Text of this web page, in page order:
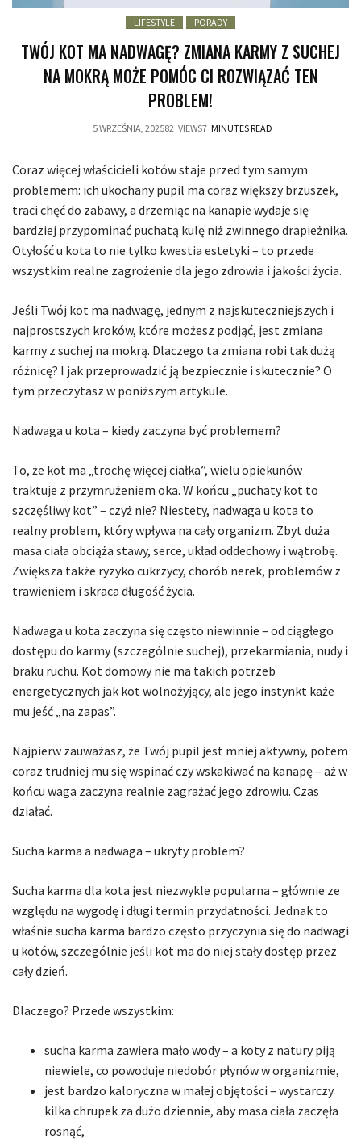
LIFESTYLE PORADY
TWÓJ KOT MA NADWAGĘ? ZMIANA KARMY Z SUCHEJ
NA MOKRĄ MOŻE POMÓC CI ROZWIĄZAĆ TEN
PROBLEM!
5 WRZEŚNIA, 202582 VIEWS7 MINUTES READ
Coraz więcej właścicieli kotów staje przed tym samym
problemem: ich ukochany pupil ma coraz większy brzuszek,
traci chęć do zabawy, a drzemiąc na kanapie wydaje się
bardziej przypominać puchatą kulę niż zwinnego drapieżnika.
Otyłość u kota to nie tylko kwestia estetyki – to przede
wszystkim realne zagrożenie dla jego zdrowia i jakości życia.
Jeśli Twój kot ma nadwagę, jednym z najskuteczniejszych i
najprostszych kroków, które możesz podjąć, jest zmiana
karmy z suchej na mokrą. Dlaczego ta zmiana robi tak dużą
różnicę? I jak przeprowadzić ją bezpiecznie i skutecznie? O
tym przeczytasz w poniższym artykule.
Nadwaga u kota – kiedy zaczyna być problemem?
To, że kot ma „trochę więcej ciałka”, wielu opiekunów
traktuje z przymrużeniem oka. W końcu „puchaty kot to
szczęśliwy kot” – czyż nie? Niestety, nadwaga u kota to
realny problem, który wpływa na cały organizm. Zbyt duża
masa ciała obciąża stawy, serce, układ oddechowy i wątrobę.
Zwiększa także ryzyko cukrzycy, chorób nerek, problemów z
trawieniem i skraca długość życia.
Nadwaga u kota zaczyna się często niewinnie – od ciągłego
dostępu do karmy (szczególnie suchej), przekarmiania, nudy i
braku ruchu. Kot domowy nie ma takich potrzeb
energetycznych jak kot wolnożyjący, ale jego instynkt każe
mu jeść „na zapas”.
Najpierw zauważasz, że Twój pupil jest mniej aktywny, potem
coraz trudniej mu się wspinać czy wskakiwać na kanapę – aż w
końcu waga zaczyna realnie zagrażać jego zdrowiu. Czas
działać.
Sucha karma a nadwaga – ukryty problem?
Sucha karma dla kota jest niezwykle popularna – głównie ze
względu na wygodę i długi termin przydatności. Jednak to
właśnie sucha karma bardzo często przyczynia się do nadwagi
u kotów, szczególnie jeśli kot ma do niej stały dostęp przez
cały dzień.
Dlaczego? Przede wszystkim:
sucha karma zawiera mało wody – a koty z natury piją
niewiele, co powoduje niedobór płynów w organizmie,
jest bardzo kaloryczna w małej objętości – wystarczy
kilka chrupek za dużo dziennie, aby masa ciała zaczęła
rosnąć,